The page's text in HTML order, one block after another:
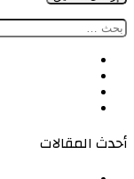
البحث
أحدث المقالات